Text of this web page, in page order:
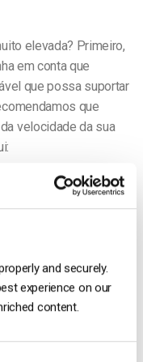
and securely.
experience on our
content.
elevada? Primeiro,
em conta que
que possa suportar
que
velocidade da sua
a taxa de bits para
puertos 80, 443, o